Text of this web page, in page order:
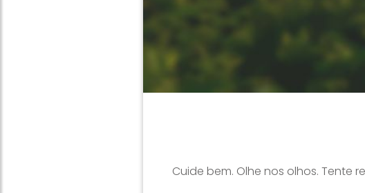
Cuide bem. Olhe nos olhos. Tente